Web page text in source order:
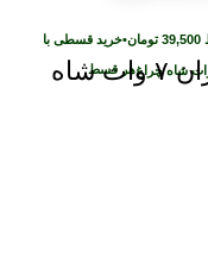
39,500 تومان•خرید قسطی با
هر قسط
پنل گرد روکار ال ای دی روژان ۷ وات شاه